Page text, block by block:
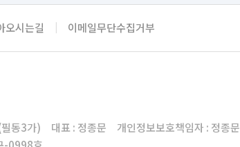
오시는길 | 이메일무단수집거부
동3가) 대표 : 정종문 개인정보보호책임자 : 정종문